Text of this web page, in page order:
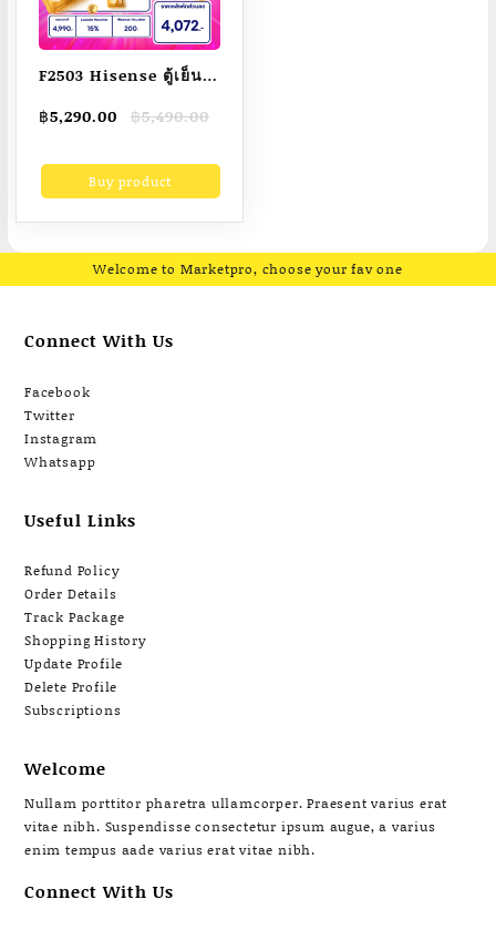
F2503 Hisense ตู้เย็น 1
เย็น Hisense รุ่น
฿5,490.00
Original
was:
฿5,490.00.
฿5,290.00
Current
is:
฿5,290.00.Buy product
Welcome to Marketpro, choose your fav one
Connect With Us
Facebook
Twitter
Instagram
Whatsapp
Useful Links
Refund Policy
Order Details
Track Package
Shopping History
Update Profile
Delete Profile
Subscriptions
Welcome
Nullam porttitor pharetra ullamcorper. Praesent varius erat
vitae nibh. Suspendisse consectetur ipsum augue, a varius
enim tempus aade varius erat vitae nibh.
Connect With Us